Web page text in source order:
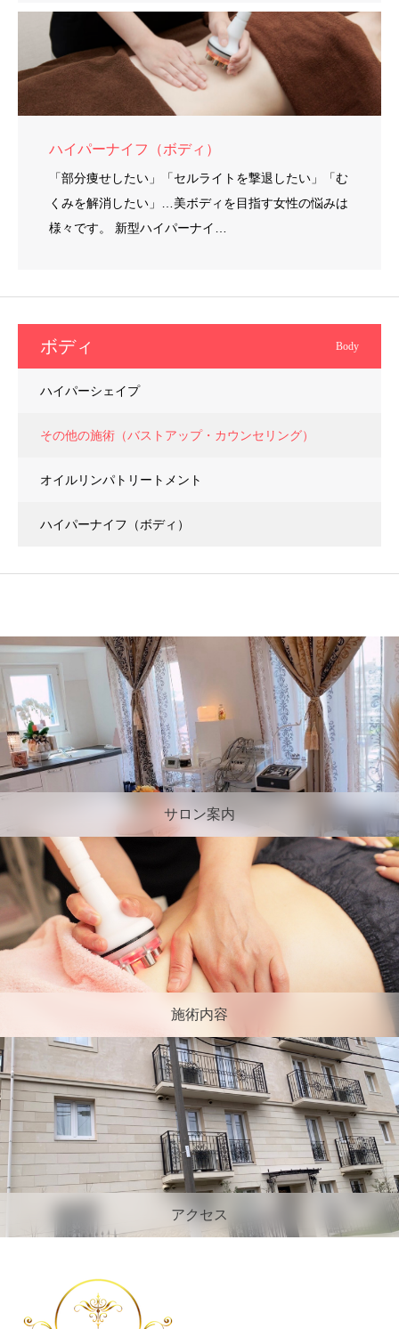
ハイパーナイフ（ボディ）
「部分痩せしたい」「セルライトを撃退したい」「む
くみを解消したい」…美ボディを目指す女性の悩みは
様々です。 新型ハイパーナイ…
ボディ Body
ハイパーシェイプ
その他の施術（バストアップ・カウンセリング）
オイルリンパトリートメント
ハイパーナイフ（ボディ）
サロン案内
施術内容
アクセス